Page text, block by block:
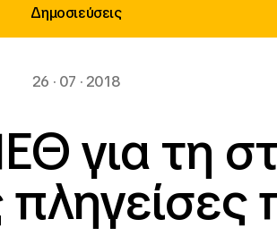
Δημοσιεύσεις
26 · 07 · 2018
για τη